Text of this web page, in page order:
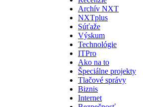
Archív NXT
NXTplus
Súťaže
Výskum
Technológie
ITPro
Ako na to
Špeciálne projekty
Tlačové správy
Biznis
Internet